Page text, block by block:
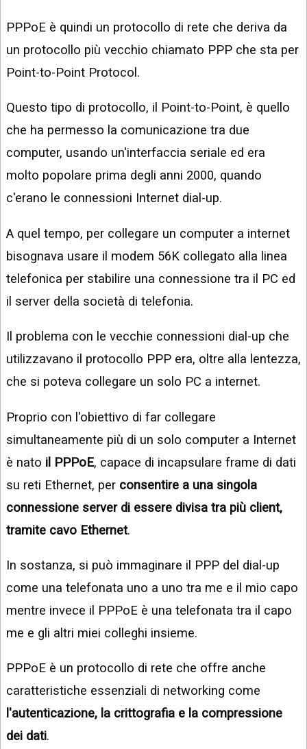
PPPoE è quindi un protocollo di rete che deriva da
un protocollo più vecchio chiamato PPP che sta per
Point-to-Point Protocol.
Questo tipo di protocollo, il Point-to-Point, è quello
che ha permesso la comunicazione tra due
computer, usando un'interfaccia seriale ed era
molto popolare prima degli anni 2000, quando
c'erano le connessioni Internet dial-up.
A quel tempo, per collegare un computer a internet
bisognava usare il modem 56K collegato alla linea
telefonica per stabilire una connessione tra il PC ed
il server della società di telefonia.
Il problema con le vecchie connessioni dial-up che
utilizzavano il protocollo PPP era, oltre alla lentezza,
che si poteva collegare un solo PC a internet.
Proprio con l'obiettivo di far collegare
simultaneamente più di un solo computer a Internet
è nato il PPPoE, capace di incapsulare frame di dati
su reti Ethernet, per consentire a una singola
connessione server di essere divisa tra più client,
tramite cavo Ethernet.
In sostanza, si può immaginare il PPP del dial-up
come una telefonata uno a uno tra me e il mio capo
mentre invece il PPPoE è una telefonata tra il capo
me e gli altri miei colleghi insieme.
PPPoE è un protocollo di rete che offre anche
caratteristiche essenziali di networking come
l'autenticazione, la crittografia e la compressione
dei dati.